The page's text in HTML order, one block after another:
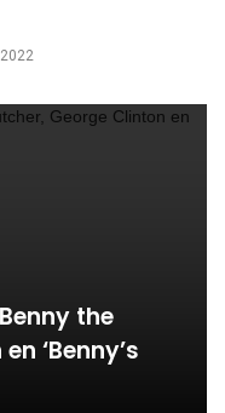
the
‘Benny’s